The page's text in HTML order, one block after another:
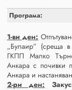
Програма:
1-ви ден:
„Булаир” (среща
ГКПП Малко
Анкара с почивки
Анкара и
2-ри ден: